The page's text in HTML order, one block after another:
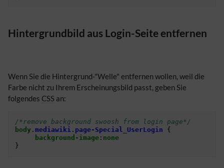
Hintergrundbild aus Login-Seite entfernen
Wenn Sie die Hintergrund-"Welle" entfernen wollen, weil die
Farbe nicht zu Ihrem Erscheinungsbild passt, geben Sie
folgendes CSS an:
/*remove background swoosh from login page*/
body . mediawiki. page-Special_UserLogin
{
background-image : none
}